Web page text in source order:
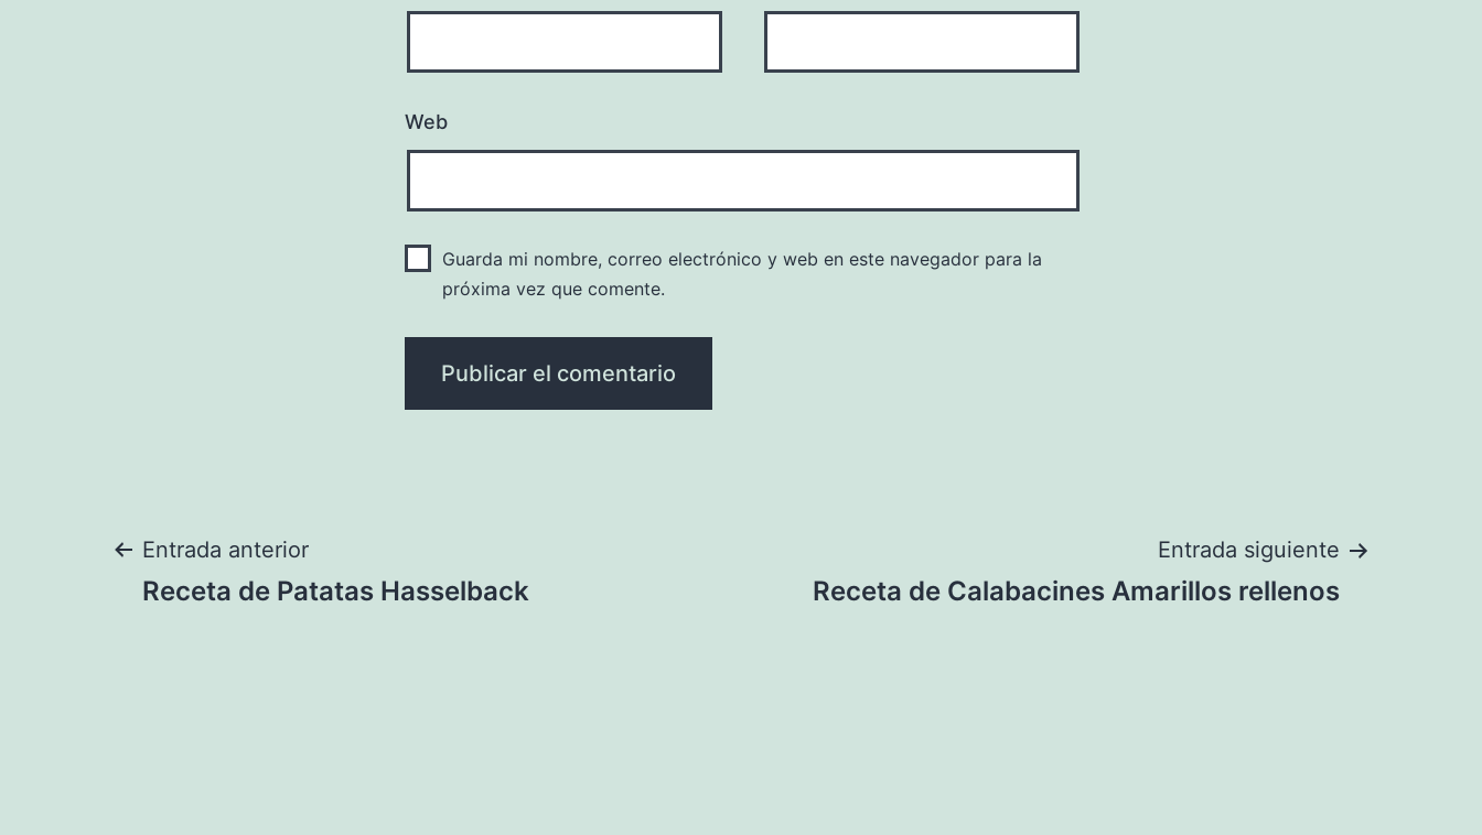
Web
Guarda mi nombre, correo electrónico y web en este navegador para la
próxima vez que comente.
Navegación
Entrada anterior
Receta de Patatas Hasselback
Entrada siguiente
Receta de Calabacines Amarillos rellenos